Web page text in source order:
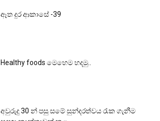
ඈත දුර ආකාසේ -39
Healthy foods මෙහෙම හදමු..
අවුරුදු 30 න් පසු සමේ සුන්දරත්වය රැක ගැනීම